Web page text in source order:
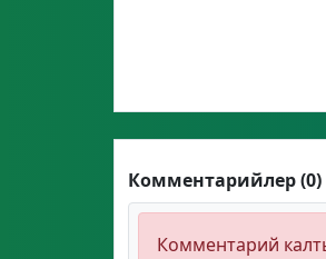
Комментарийлер (0)
Комментарий